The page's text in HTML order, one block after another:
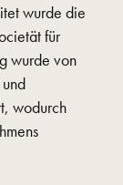
wurde die
für
wurde von
wodurch